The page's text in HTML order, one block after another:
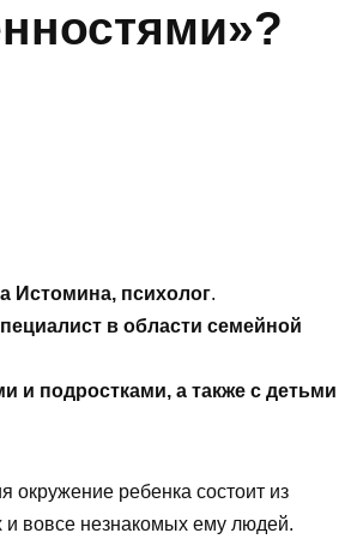
Истомина, психолог.
в области семейной
и подростками, а также с детьми
окружение ребенка состоит из
и вовсе незнакомых ему людей.